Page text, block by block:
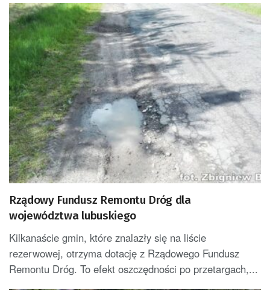
Rządowy Fundusz Remontu Dróg dla
województwa lubuskiego
Kilkanaście gmin, które znalazły się na liście
rezerwowej, otrzyma dotację z Rządowego Fundusz
Remontu Dróg. To efekt oszczędności po przetargach,...